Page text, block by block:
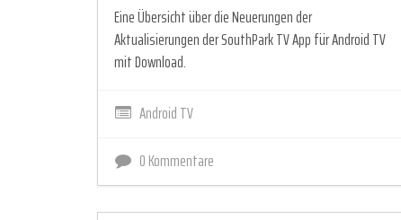
Eine Übersicht über die Neuerungen der
Aktualisierungen der SouthPark TV App für Android TV
mit Download.
Android TV
0 Kommentare